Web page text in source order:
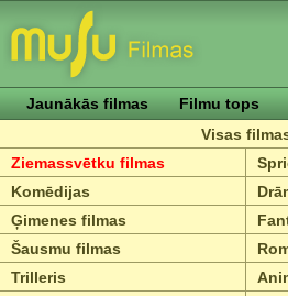
Jaunākās filmas Filmu tops
Visas
Ziemassvētku filmas
Komēdijas
Ģimenes filmas
Šausmu filmas
Trilleris